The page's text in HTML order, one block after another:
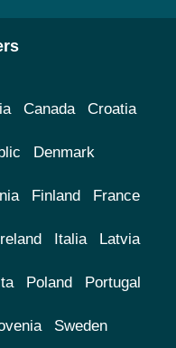
Canada Croatia
Denmark
Finland France
Ireland Italia Latvia
Poland Portugal
Sweden